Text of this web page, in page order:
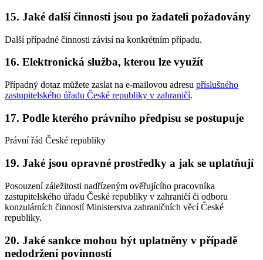
15. Jaké další činnosti jsou po žadateli požadovány
Další případné činnosti závisí na konkrétním případu.
16. Elektronická služba, kterou lze využít
Případný dotaz můžete zaslat na e-mailovou adresu příslušného
zastupitelského úřadu České republiky v zahraničí.
17. Podle kterého právního předpisu se postupuje
Právní řád České republiky
19. Jaké jsou opravné prostředky a jak se uplatňují
Posouzení záležitosti nadřízeným ověřujícího pracovníka
zastupitelského úřadu České republiky v zahraničí či odboru
konzulárních činností Ministerstva zahraničních věcí České
republiky.
20. Jaké sankce mohou být uplatněny v případě
nedodržení povinností